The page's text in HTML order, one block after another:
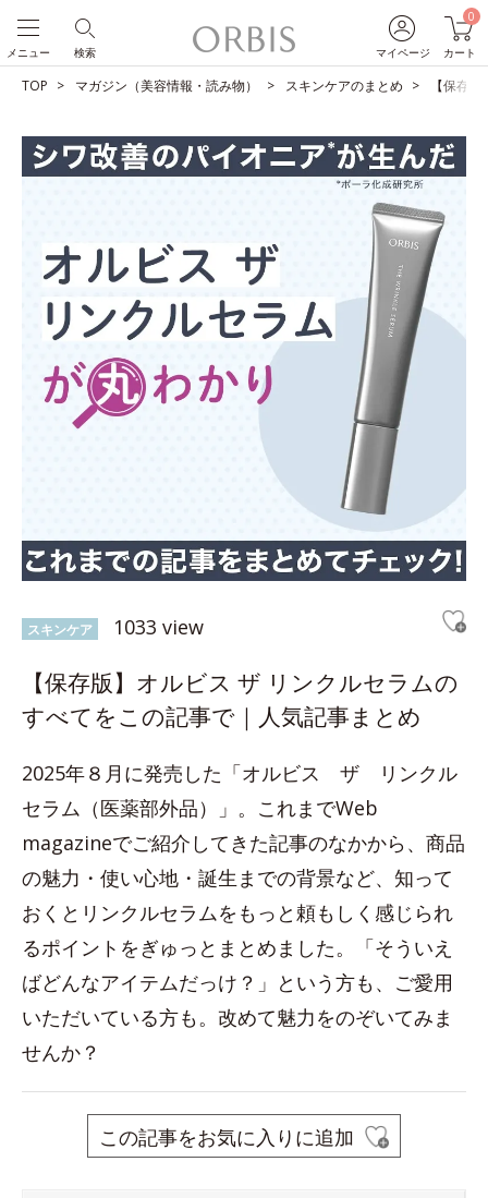
マイページ
0
カート
検索
メニュー
TOP マガジン（美容情報・読み物） スキンケアのまとめ 【保存
スキンケア 1033 view
【保存版】オルビス ザ リンクルセラムの
すべてをこの記事で｜人気記事まとめ
2025年８月に発売した「オルビス ザ リンクル
セラム（医薬部外品）」。これまでWeb
magazineでご紹介してきた記事のなかから、商品
の魅力・使い心地・誕生までの背景など、知って
おくとリンクルセラムをもっと頼もしく感じられ
るポイントをぎゅっとまとめました。「そういえ
ばどんなアイテムだっけ？」という方も、ご愛用
いただいている方も。改めて魅力をのぞいてみま
せんか？
この記事をお気に入りに追加